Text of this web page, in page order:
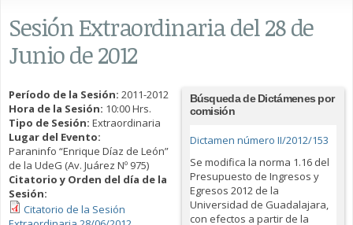
Sesión Extraordinaria del 28 de
Junio de 2012
Período de la Sesión: 2011-2012
Hora de la Sesión: 10:00 Hrs.
Tipo de Sesión: Extraordinaria
Lugar del Evento:
Paraninfo “Enrique Díaz de León”
de la UdeG (Av. Juárez Nº 975)
Citatorio y Orden del día de la
Sesión:
Citatorio de la Sesión
Búsqueda de Dictámenes por
comisión
Dictamen número II/2012/153
Se modifica la norma 1.16 del
Presupuesto de Ingresos y
Egresos 2012 de la
Universidad de Guadalajara,
con efectos a partir de la